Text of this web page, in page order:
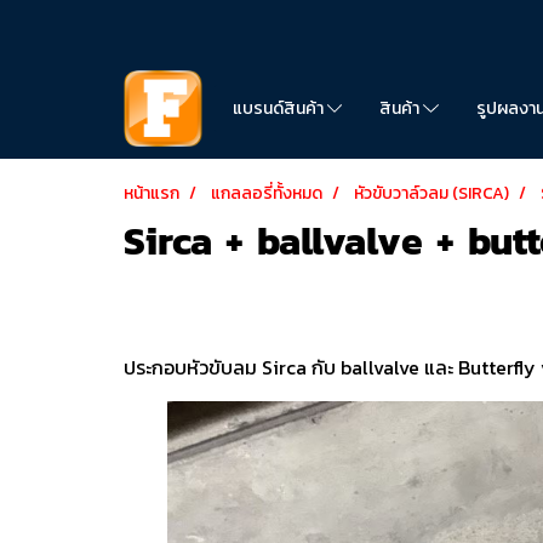
แบรนด์สินค้า สินค้า รูปผลงา
หน้าแรก แกลลอรี่ทั้งหมด หัวขับวาล์วลม (SIRCA)
Sirca + ballvalve +
ประกอบหัวขับลม Sirca กับ ballvalve และ Butterfly